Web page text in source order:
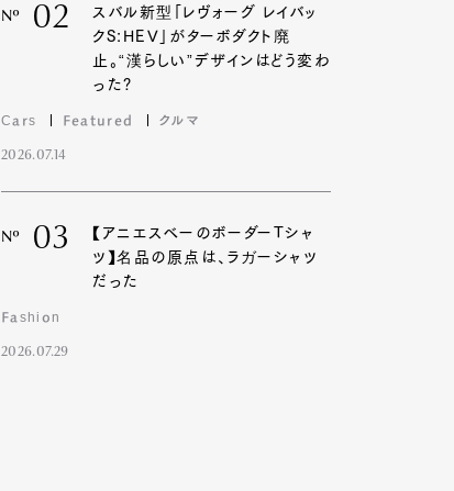
Nº 02
スバル新型「レヴォーグ レイバッ
クS:HEV」がターボダクト廃
止。“漢らしい”デザインはどう変わ
った?
Cars Featured クルマ
2026.07.14
Nº 03
【アニエスベーのボーダーTシャ
ツ】名品の原点は、ラガーシャツ
だった
Fashion
2026.07.29